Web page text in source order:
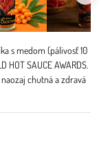
s medom (pálivosť 10
HOT SAUCE AWARDS.
chutná a zdravá